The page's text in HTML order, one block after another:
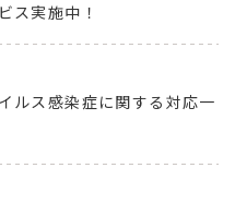
ス実施中！
ルス感染症に関する対応一